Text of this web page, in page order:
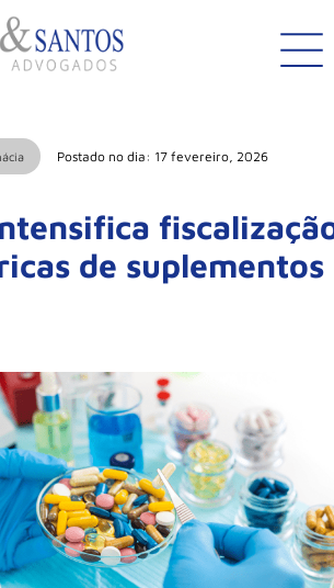
Postado no dia: 17 fevereiro, 2026
de suplementos